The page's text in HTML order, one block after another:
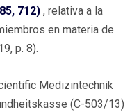
712) , relativa a la
en materia de
p. 8).
Medizintechnik
(C-503/13)